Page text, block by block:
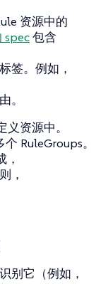
资源中的
spec包含
签。例如，
。
资源中。
RuleGroups。
，
别它（例如，